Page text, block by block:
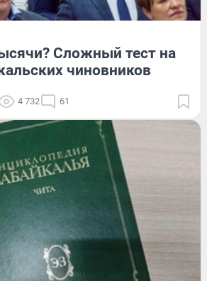
Сложный тест на
чиновников
4 732 61